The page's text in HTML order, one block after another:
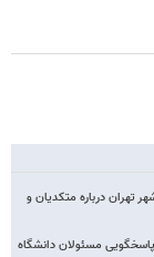
تهران درباره متکدیان و
مسئولان دانشگاه